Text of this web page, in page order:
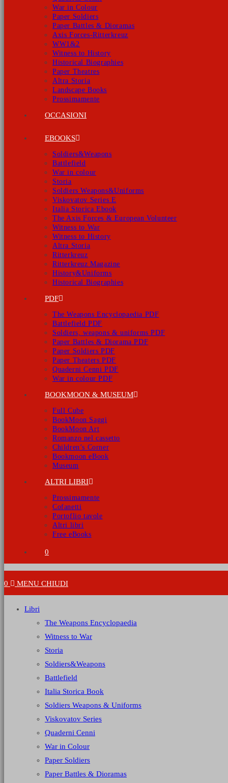
War in Colour
Paper Soldiers
Paper Battles & Dioramas
Axis Forces-Ritterkreuz
WW1&2
Witness to History
Historical Biographies
Paper Theatres
Altra Storia
Landscape Books
Prossimamente
OCCASIONI
EBOOKS
Soldiers&Weapons
Battlefield
War in colour
Storia
Soldiers Weapons&Uniforms
Viskovatov Series E
Italia Storica Ebook
The Axis Forces & European Volunteer
Witness to War
Witness to History
Altra Storia
Ritterkreuz
Ritterkreuz Magazine
History&Uniforms
Historical Biographies
PDF
The Weapons Encyclopaedia PDF
Battlefield PDF
Soldiers, weapons & uniforms PDF
Paper Battles & Diorama PDF
Paper Soldiers PDF
Paper Theaters PDF
Quaderni Cenni PDF
War in colour PDF
BOOKMOON & MUSEUM
Full Cube
BookMoon Saggi
BookMoon Art
Romanzo nel cassetto
Children’s Corner
Bookmoon eBook
Museum
ALTRI LIBRI
Prossimamente
Cofanetti
Portoflio tavole
Altri libri
Free eBooks
0
0 MENU CHIUDI
Libri
The Weapons Encyclopaedia
Witness to War
Storia
Soldiers&Weapons
Battlefield
Italia Storica Book
Soldiers Weapons & Uniforms
Viskovatov Series
Quaderni Cenni
War in Colour
Paper Soldiers
Paper Battles & Dioramas